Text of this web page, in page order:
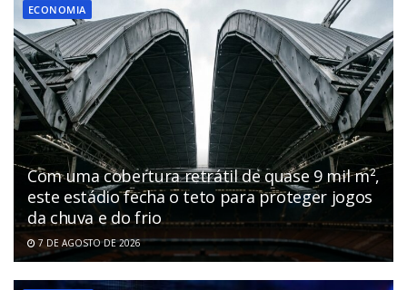
ECONOMIA
Com uma cobertura retrátil de quase 9 mil m²,
este estádio fecha o teto para proteger jogos
da chuva e do frio
7 DE AGOSTO DE 2026